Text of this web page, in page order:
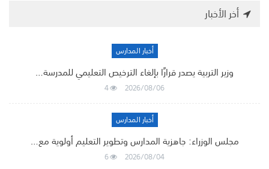
أخر الأخبار
أخبار المدارس
وزير التربية يصدر قرارًا بإلغاء الترخيص التعليمي للمدرسة…
2026/08/06
4
أخبار المدارس
مجلس الوزراء: جاهزية المدارس وتطوير التعليم أولوية مع…
2026/08/04
6